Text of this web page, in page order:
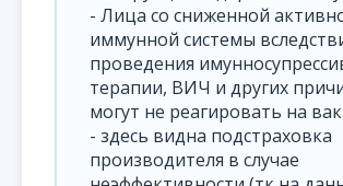
- Лица со сниженной
иммунной системы
проведения
терапии, ВИЧ и других
могут не реагировать на
- здесь видна подстраховка
производителя в случае